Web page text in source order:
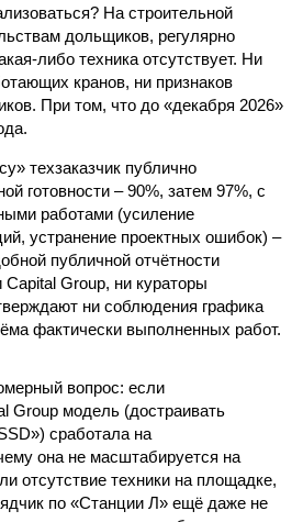
На строительной
дольщиков, регулярно
либо техника отсутствует. Ни
кранов, ни признаков
При том, что до «декабря 2026»
техзаказчик публично
готовности – 90%, затем 97%, с
работами (усиление
устранение проектных ошибок) –
публичной отчётности
Group, ни кураторы
ни соблюдения графика
фактически выполненных работ.
вопрос: если
Group модель (достраивать
сработала на
она не масштабируется на
отсутствие техники на площадке,
по «Станции Л» ещё даже не